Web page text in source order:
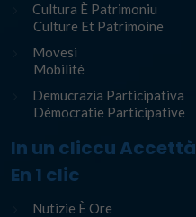
Cultura È Patrimoniu
Culture Et Patrimoine
Movesi
Mobilité
Demucrazia Participativa
Démocratie Participative
In un cliccu Accettà
En 1 clic
Nutizie È Ore